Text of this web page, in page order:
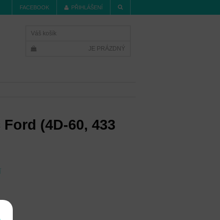
FACEBOOK PŘIHLÁŠENÍ
Váš košík
JE PRÁZDNÝ
(4D-60, 433